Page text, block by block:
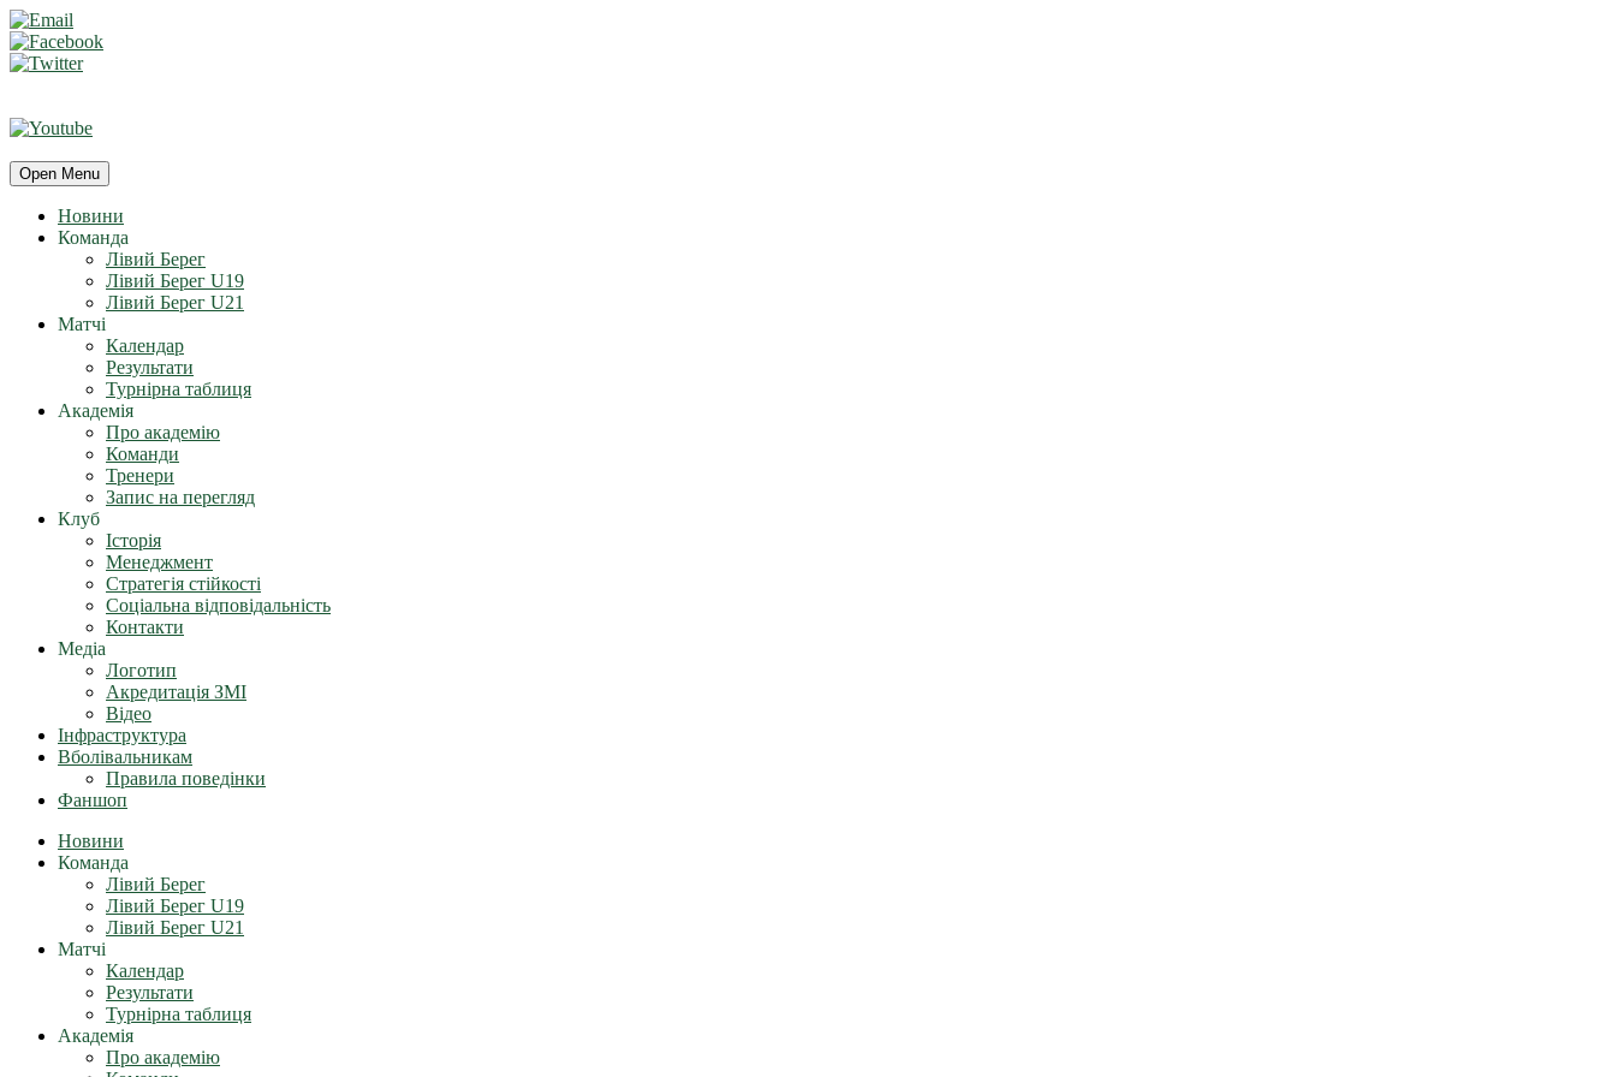
Open Menu
Новини
Команда
Лівий Берег
Лівий Берег U19
Лівий Берег U21
Матчі
Календар
Результати
Турнірна таблиця
Академія
Про академію
Команди
Тренери
Запис на перегляд
Клуб
Історія
Менеджмент
Стратегія стійкості
Соціальна відповідальність
Контакти
Медіа
Логотип
Акредитація ЗМІ
Відео
Інфраструктура
Вболівальникам
Правила поведінки
Фаншоп
Новини
Команда
Лівий Берег
Лівий Берег U19
Лівий Берег U21
Матчі
Календар
Результати
Турнірна таблиця
Академія
Про академію